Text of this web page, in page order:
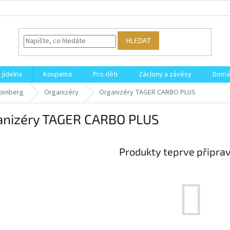
HLEDAT
jídelna Koupelna Pro děti Záclony a závěsy
Organizéry Organizéry TAGER CARBO PLUS
TAGER CARBO PLUS
Produkty teprve